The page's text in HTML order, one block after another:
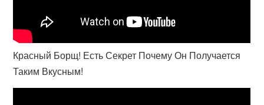
Красный Борщ! Есть Секрет Почему Он Получается
Таким Вкусным!